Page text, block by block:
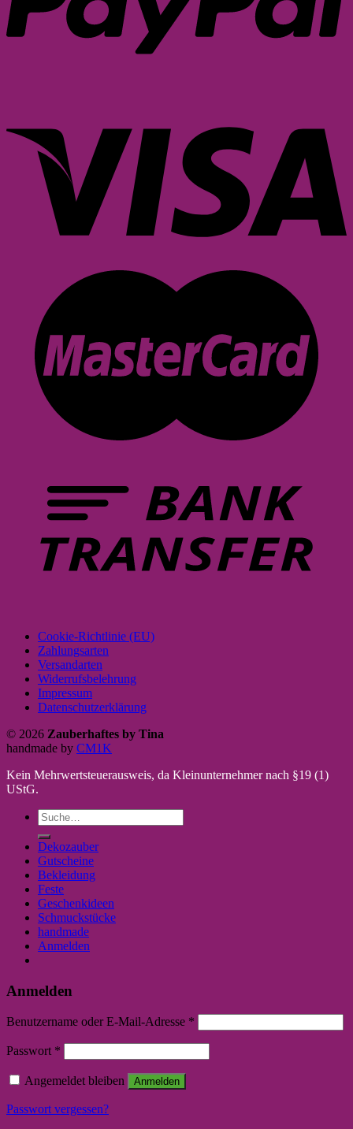
Cookie-Richtlinie (EU)
Zahlungsarten
Versandarten
Widerrufsbelehrung
Impressum
Datenschutzerklärung
© 2026 Zauberhaftes by Tina
handmade by CM1K
Kein Mehrwertsteuerausweis, da Kleinunternehmer nach §19 (1)
UStG.
Suche
nach:
Dekozauber
Gutscheine
Bekleidung
Feste
Geschenkideen
Schmuckstücke
handmade
Anmelden
Anmelden
Benutzername oder E-Mail-Adresse *
Passwort *
Angemeldet bleiben Anmelden
Passwort vergessen?